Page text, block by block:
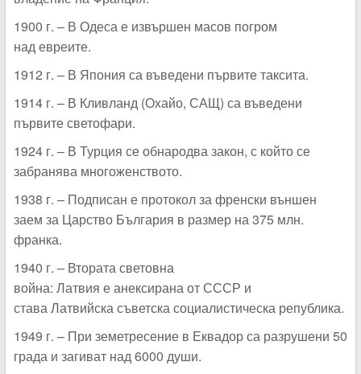
1900 г. – В Одеса е извършен масов погром
над евреите.
1912 г. – В Япония са въведени първите таксита.
1914 г. – В Кливланд (Охайо, САЩ) са въведени
първите светофари.
1924 г. – В Турция се обнародва закон, с който се
забранява многоженството.
1938 г. – Подписан е протокол за френски външен
заем за Царство България в размер на 375 млн.
франка.
1940 г. – Втората световна
война: Латвия е анексирана от СССР и
става Латвийска съветска социалистическа република.
1949 г. – При земетресение в Еквадор са разрушени 50
града и загиват над 6000 души.